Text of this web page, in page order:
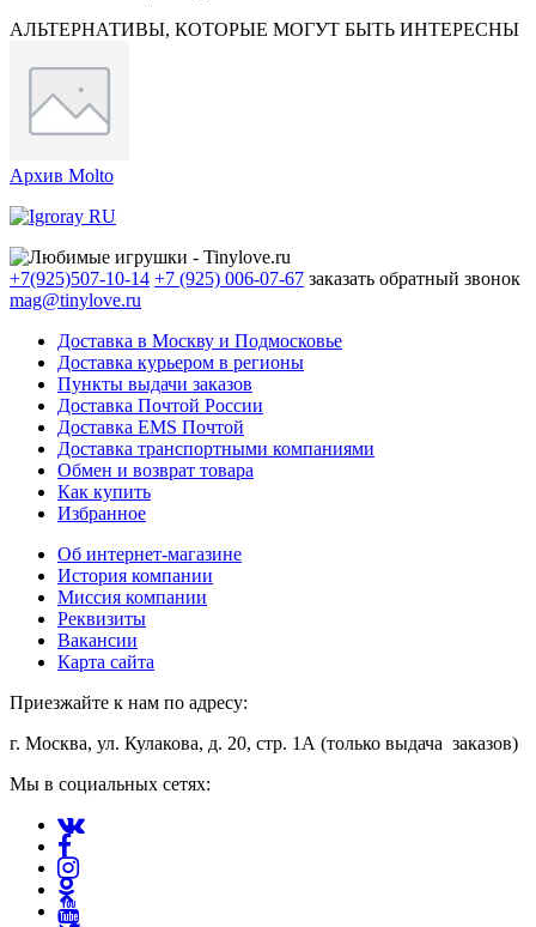
АЛЬТЕРНАТИВЫ, КОТОРЫЕ МОГУТ БЫТЬ ИНТЕРЕСНЫ
Архив Molto
+7(925)507-10-14 +7 (925) 006-07-67 заказать обратный звонок
mag@tinylove.ru
Доставка в Москву и Подмосковье
Доставка курьером в регионы
Пункты выдачи заказов
Доставка Почтой России
Доставка EMS Почтой
Доставка транспортными компаниями
Обмен и возврат товара
Как купить
Избранное
Об интернет-магазине
История компании
Миссия компании
Реквизиты
Вакансии
Карта сайта
Приезжайте к нам по адресу:
г. Москва, ул. Кулакова, д. 20, стр. 1А (только выдача заказов)
Мы в социальных сетях: